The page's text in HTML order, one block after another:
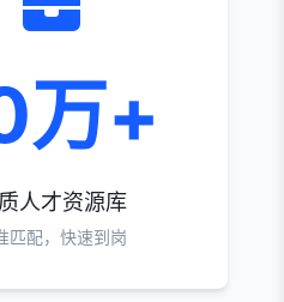
万+
人才资源库
匹配，快速到岗